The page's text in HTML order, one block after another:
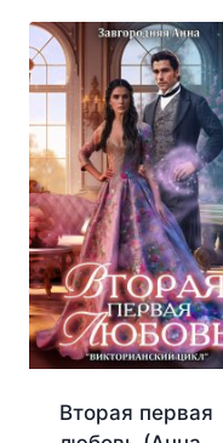
Вторая первая